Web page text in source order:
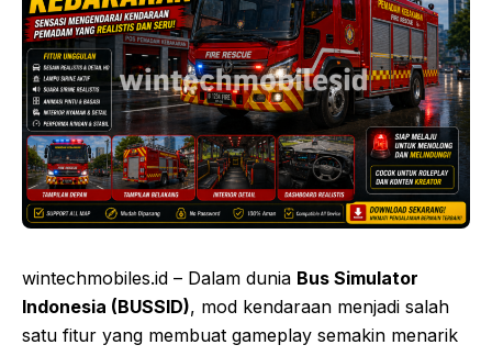
wintechmobiles.id – Dalam dunia Bus Simulator
Indonesia (BUSSID), mod kendaraan menjadi salah
satu fitur yang membuat gameplay semakin menarik